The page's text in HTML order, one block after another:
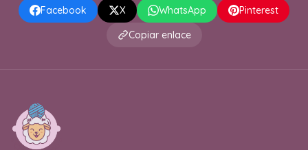
Facebook X WhatsApp
Pinterest
Copiar enlace